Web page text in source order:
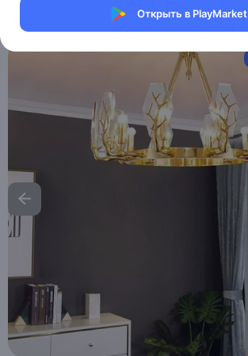
Открыть в PlayMarket
MXM0203382619